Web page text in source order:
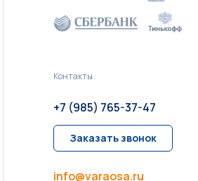
Контакты
info@varaosa.ru
+7 (985) 765-37-47
Заказать звонок